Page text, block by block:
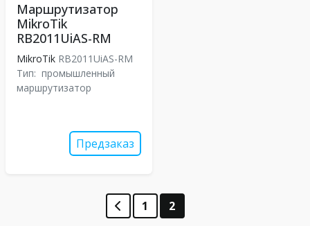
Маршрутизатор
MikroTik
RB2011UiAS-RM
MikroTik RB2011UiAS-RM
Тип: промышленный
маршрутизатор
Предзаказ
1 2